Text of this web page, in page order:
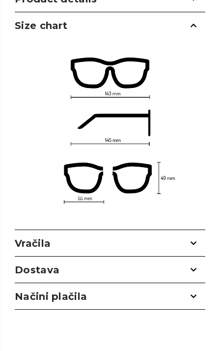
Size chart
Vračila
Dostava
Načini plačila